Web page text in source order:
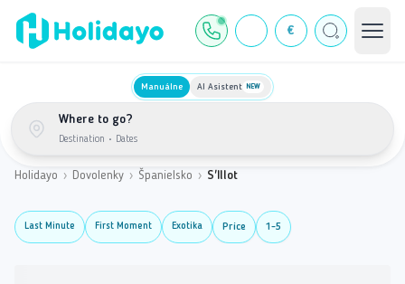
€
Manuálne AI Asistent NEW
Where to go?
Destination • Dates
Holidayo › Dovolenky › Španielsko › S'Illot
Last Minute First Moment Exotika Price 1-5